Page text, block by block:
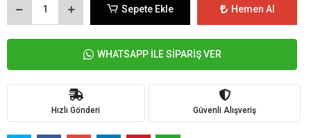
Sepete Ekle Hemen Al
WHATSAPP İLE SİPARİŞ VER
Hızlı Gönderi Güvenli Alışveriş